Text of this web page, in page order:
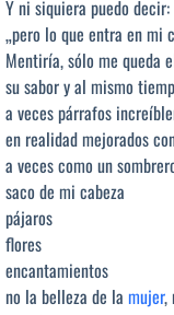
Y ni siquiera puedo decir:
„pero lo que entra en mi
Mentiría, sólo me queda
su sabor y al mismo
a veces párrafos
en realidad mejorados
a veces como un
saco de mi cabeza
pájaros
flores
encantamientos
no la belleza de la mujer,